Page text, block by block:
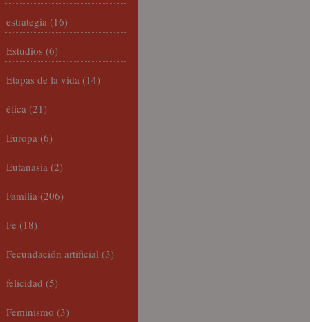
estrategia (16)
Estudios (6)
Etapas de la vida (14)
ética (21)
Europa (6)
Eutanasia (2)
Familia (206)
Fe (18)
Fecundación artificial (3)
felicidad (5)
Feminismo (3)